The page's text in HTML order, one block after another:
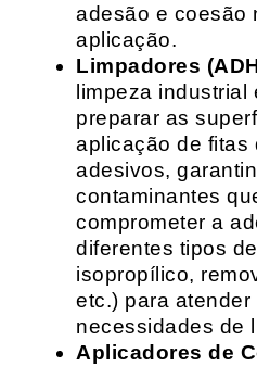
adesão e coesão
aplicação.
Limpadores
limpeza
preparar as
aplicação de fitas
adesivos,
contaminantes
comprometer a
diferentes tipos
isopropílico,
etc.) para atender
necessidades de
Aplicadores de